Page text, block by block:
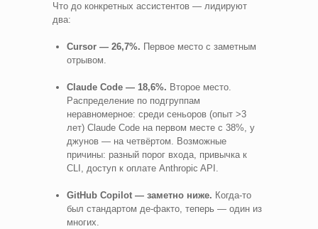
Что до конкретных ассистентов — лидируют
два:
Cursor — 26,7%. Первое место с заметным
отрывом.
Claude Code — 18,6%. Второе место.
Распределение по подгруппам
неравномерное: среди сеньоров (опыт >3
лет) Claude Code на первом месте с 38%, у
джунов — на четвёртом. Возможные
причины: разный порог входа, привычка к
CLI, доступ к оплате Anthropic API.
GitHub Copilot — заметно ниже. Когда-то
был стандартом де-факто, теперь — один из
многих.